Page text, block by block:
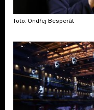
foto: Ondřej Besperát